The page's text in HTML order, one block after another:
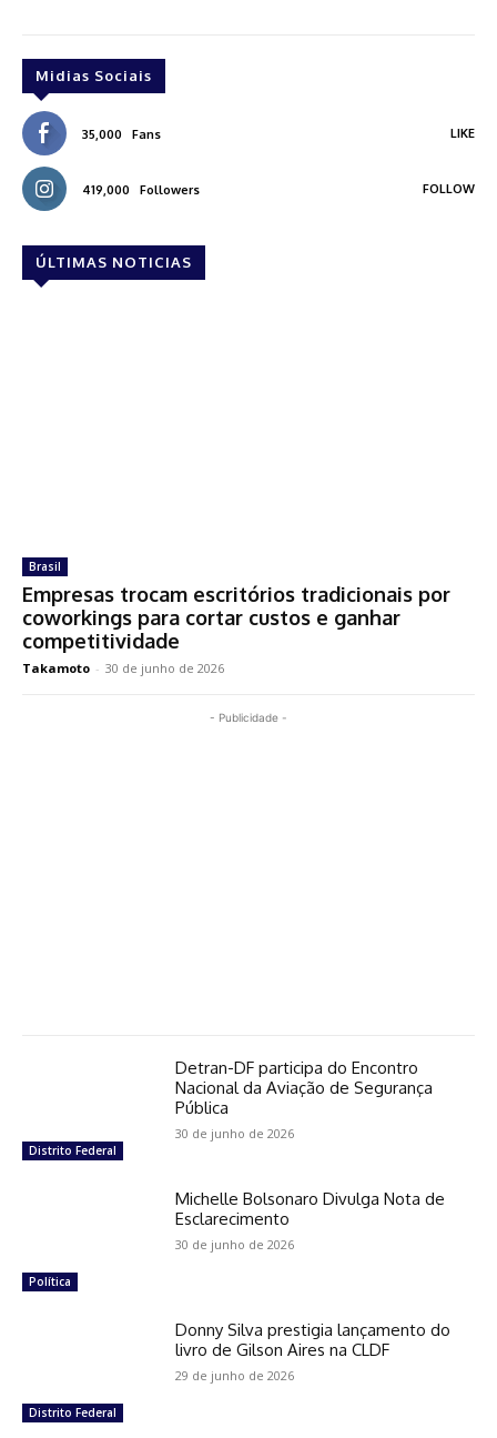
Midias Sociais
35,000 Fans LIKE
419,000 Followers FOLLOW
ÚLTIMAS NOTICIAS
Brasil
Empresas trocam escritórios tradicionais por
coworkings para cortar custos e ganhar
competitividade
Takamoto - 30 de junho de 2026
- Publicidade -
Distrito Federal
Detran-DF participa do Encontro
Nacional da Aviação de Segurança
Pública
30 de junho de 2026
Política
Michelle Bolsonaro Divulga Nota de
Esclarecimento
30 de junho de 2026
Distrito Federal
Donny Silva prestigia lançamento do
livro de Gilson Aires na CLDF
29 de junho de 2026